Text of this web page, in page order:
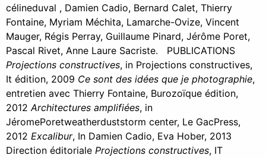
célineduval , Damien Cadio, Bernard Calet, Thierry
Fontaine, Myriam Méchita, Lamarche-Ovize, Vincent
Mauger, Régis Perray, Guillaume Pinard, Jérôme Poret,
Pascal Rivet, Anne Laure Sacriste. PUBLICATIONS
Projections constructives, in Projections constructives,
It édition, 2009 Ce sont des idées que je photographie,
entretien avec Thierry Fontaine, Burozoïque édition,
2012Architectures amplifiées, in
JéromePoretweatherduststorm center, Le GacPress,
2012 Excalibur, In Damien Cadio, Eva Hober, 2013
Direction éditoriale Projections constructives, IT